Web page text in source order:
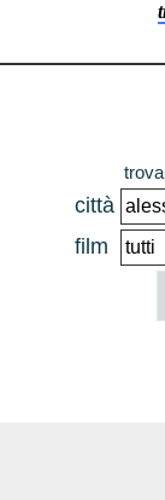
città
film